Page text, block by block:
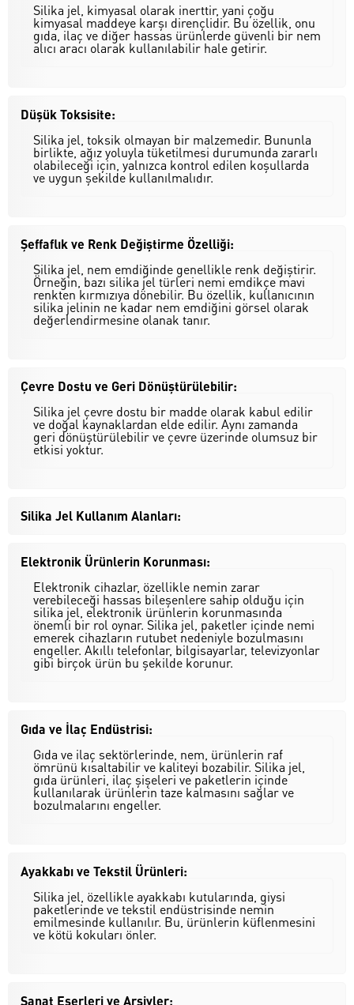
Silika jel, kimyasal olarak inerttir, yani çoğu
kimyasal maddeye karşı dirençlidir. Bu özellik, onu
gıda, ilaç ve diğer hassas ürünlerde güvenli bir nem
alıcı aracı olarak kullanılabilir hale getirir.
Düşük Toksisite:
Silika jel, toksik olmayan bir malzemedir. Bununla
birlikte, ağız yoluyla tüketilmesi durumunda zararlı
olabileceği için, yalnızca kontrol edilen koşullarda
ve uygun şekilde kullanılmalıdır.
Şeffaflık ve Renk Değiştirme Özelliği:
Silika jel, nem emdiğinde genellikle renk değiştirir.
Örneğin, bazı silika jel türleri nemi emdikçe mavi
renkten kırmızıya dönebilir. Bu özellik, kullanıcının
silika jelinin ne kadar nem emdiğini görsel olarak
değerlendirmesine olanak tanır.
Çevre Dostu ve Geri Dönüştürülebilir:
Silika jel çevre dostu bir madde olarak kabul edilir
ve doğal kaynaklardan elde edilir. Aynı zamanda
geri dönüştürülebilir ve çevre üzerinde olumsuz bir
etkisi yoktur.
Silika Jel Kullanım Alanları:
Elektronik Ürünlerin Korunması:
Elektronik cihazlar, özellikle nemin zarar
verebileceği hassas bileşenlere sahip olduğu için
silika jel, elektronik ürünlerin korunmasında
önemli bir rol oynar. Silika jel, paketler içinde nemi
emerek cihazların rutubet nedeniyle bozulmasını
engeller. Akıllı telefonlar, bilgisayarlar, televizyonlar
gibi birçok ürün bu şekilde korunur.
Gıda ve İlaç Endüstrisi:
Gıda ve ilaç sektörlerinde, nem, ürünlerin raf
ömrünü kısaltabilir ve kaliteyi bozabilir. Silika jel,
gıda ürünleri, ilaç şişeleri ve paketlerin içinde
kullanılarak ürünlerin taze kalmasını sağlar ve
bozulmalarını engeller.
Ayakkabı ve Tekstil Ürünleri:
Silika jel, özellikle ayakkabı kutularında, giysi
paketlerinde ve tekstil endüstrisinde nemin
emilmesinde kullanılır. Bu, ürünlerin küflenmesini
ve kötü kokuları önler.
Sanat Eserleri ve Arşivler: